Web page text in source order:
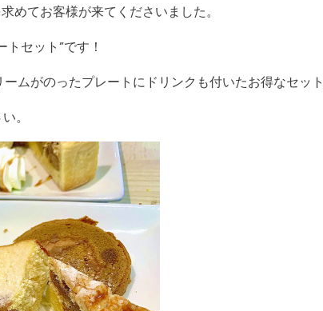
めてお客様が来てくださいました。
セット”です！
ムがのったプレートにドリンクも付いたお得なセッ
。